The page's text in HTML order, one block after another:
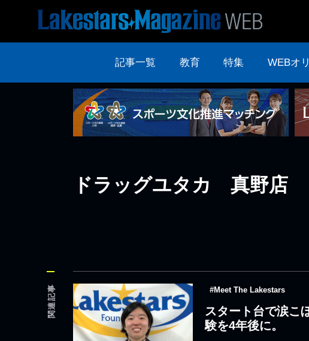
記事一覧 教育 特集 WEBオ
ドラッグユタカ 真野店
関連記事 #Meet The Lakestars
スタート台で涙こ
験を4年後に。